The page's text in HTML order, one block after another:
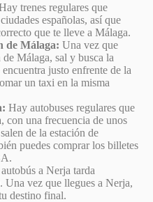
trenes regulares que
españolas, así que
que te lleve a Málaga.
de Málaga: Una vez que
Málaga, sal y busca la
justo enfrente de la
un taxi en la misma
Hay autobuses regulares que
con una frecuencia de unos
de la estación de
puedes comprar los billetes
a Nerja tarda
Una vez que llegues a Nerja,
destino final.